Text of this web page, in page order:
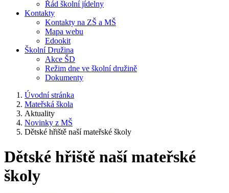
Řád školní jídelny
Kontakty
Kontakty na ZŠ a MŠ
Mapa webu
Edookit
Školní Družina
Akce ŠD
Režim dne ve školní družině
Dokumenty
Úvodní stránka
Mateřská škola
Aktuality
Novinky z MŠ
Dětské hřiště naší mateřské školy
Dětské hřiště naší mateřské
školy